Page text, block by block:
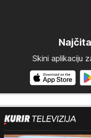
Skini aplikaciju